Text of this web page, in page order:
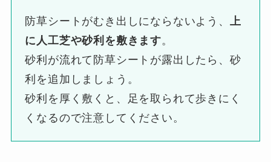
防草シートがむき出しにならないよう、
上
に人工芝や砂利を敷きます。
砂利が流れて防草シートが露出したら、砂
利を追加しましょう。
砂利を厚く敷くと、足を取られて歩きにく
くなるので注意してください。